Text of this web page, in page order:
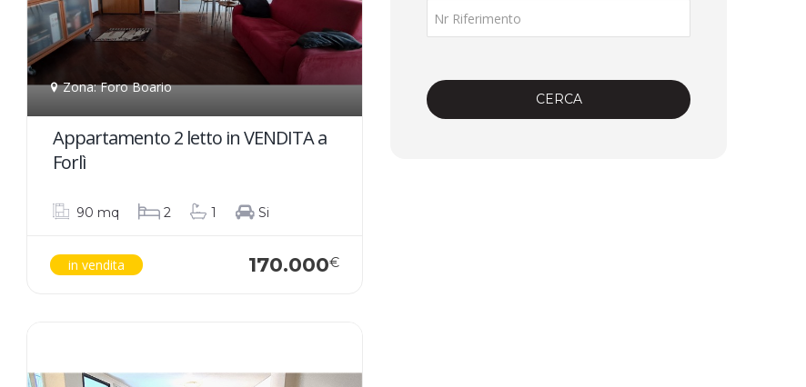
Zona: Foro Boario
Appartamento 2 letto in VENDITA a
Forlì
90 mq 2 1 Si
in vendita 170.000€